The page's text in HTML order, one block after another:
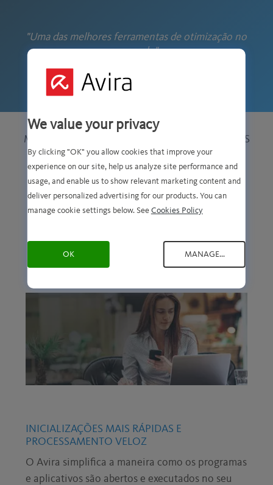
"Uma das melhores ferramentas de otimização no
mercado"
MELHORE O DESEMPENHO DE TODOS OS SEUS
DISPOSITIVOS
System
Speedup para
Antivirus para
Android >
Mobile Security
para iOS >
INICIALIZAÇÕES MAIS RÁPIDAS E
PROCESSAMENTO VELOZ
O Avira simplifica a maneira como os programas
e aplicativos são abertos e executados no seu
We value your privacy
By clicking "OK" you allow cookies that improve your
experience on our site, help us analyze site performance and
usage, and enable us to show relevant marketing content and
deliver personalized advertising for our products. You can
manage cookie settings below. See Cookies Policy
OK MANAGE...